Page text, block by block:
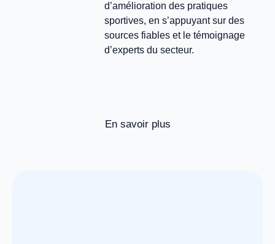
d’amélioration des pratiques
sportives, en s’appuyant sur des
sources fiables et le témoignage
d’experts du secteur.
En savoir plus